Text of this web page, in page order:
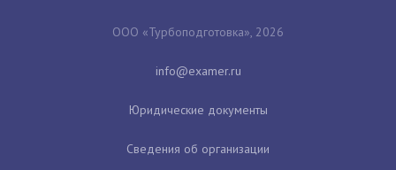
ООО «Турбоподготовка», 2026
Юридические документы
Сведения об организации